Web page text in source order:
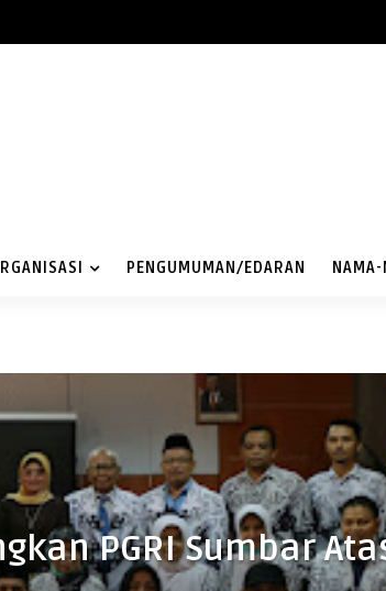
PENGUMUMAN/EDARAN NAMA-
PGRI Sumbar